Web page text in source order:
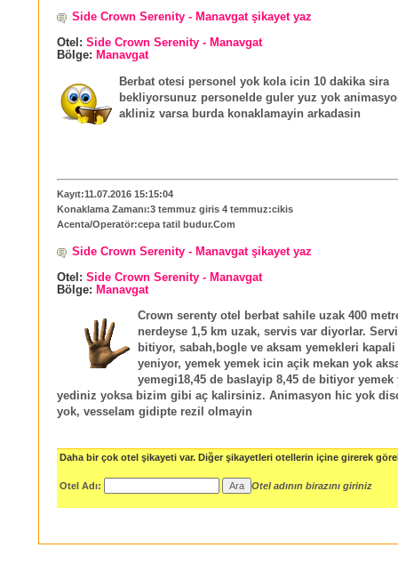
Side Crown Serenity - Manavgat şikayet yaz
Otel: Side Crown Serenity - Manavgat
Bölge: Manavgat
Berbat otesi personel yok kola icin 10 dakika sira
bekliyorsunuz personelde guler yuz yok
akliniz varsa burda konaklamayin arkadasin
Kayıt:11.07.2016 15:15:04
Konaklama Zamanı:3 temmuz giris 4 temmuz:cikis
Acenta/Operatör:cepa tatil budur.Com
Side Crown Serenity - Manavgat şikayet yaz
Otel: Side Crown Serenity - Manavgat
Bölge: Manavgat
Crown serenty otel berbat sahile uzak 400
nerdeyse 1,5 km uzak, servis var diyorlar.
bitiyor, sabah,bogle ve aksam yemekleri kapali
yeniyor, yemek yemek icin açik mekan yok
yemegi18,45 de baslayip 8,45 de bitiyor yemek
yediniz yoksa bizim gibi aç kalirsiniz. Animasyon hic yok
yok, vesselam gidipte rezil olmayin
Daha bir çok otel şikayeti var. Diğer şikayetleri otellerin içine girerek
Otel Adı: Otel adının birazını giriniz